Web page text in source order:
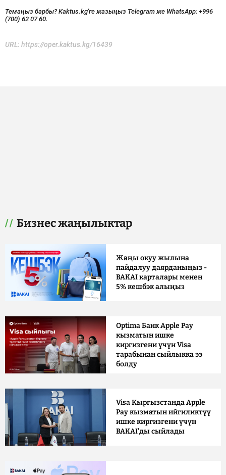
Темаңыз барбы? Kaktus.kg'ге жазыңыз Telegram же WhatsApp: +996
(700) 62 07 60.
URL: https://oper.kaktus.kg/16439
Бизнес жаңылыктар
Жаңы окуу жылына
пайдалуу даярданыңыз -
BAKAI карталары менен
5% кешбэк алыңыз
Optima Банк Apple Pay
кызматын ишке
киргизгени үчүн Visa
тарабынан сыйлыкка ээ
болду
Visa Кыргызстанда Apple
Pay кызматын ийгиликтүү
ишке киргизгени үчүн
BAKAI'ды сыйлады